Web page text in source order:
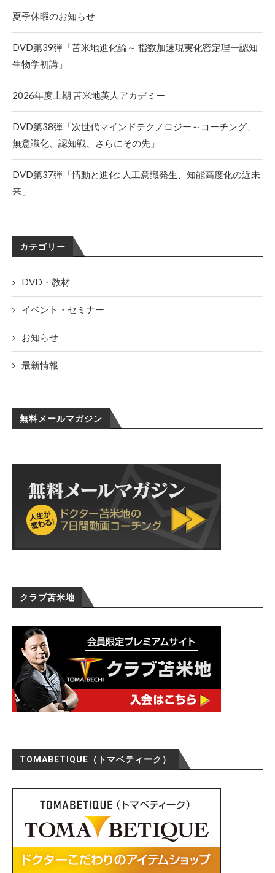
夏季休暇のお知らせ
DVD第39弾「苫米地進化論～ 指数加速現実化密定理一認知
生物学初講」
2026年度上期 苫米地英人アカデミー
DVD第38弾「次世代マインドテクノロジー～コーチング、
無意識化、認知戦、さらにその先」
DVD第37弾「情動と進化: 人工意識発生、知能高度化の近未
来」
カテゴリー
DVD・教材
イベント・セミナー
お知らせ
最新情報
無料メールマガジン
クラブ苫米地
TOMABETIQUE（トマベティーク）